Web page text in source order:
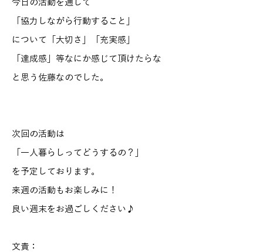
今日の活動を通して
「協力しながら行動すること」
について「大切さ」「充実感」
「達成感」等なにか感じて頂けたらな
と思う佐藤なのでした。
次回の活動は
「一人暮らしってどうするの？」
を予定しております。
来週の活動もお楽しみに！
良い週末をお過ごしください♪
文責：